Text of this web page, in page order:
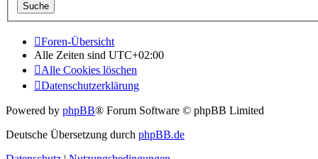
Foren-Übersicht
Alle Zeiten sind UTC+02:00
Alle Cookies löschen
Datenschutzerklärung
Powered by phpBB® Forum Software © phpBB Limited
Deutsche Übersetzung durch phpBB.de